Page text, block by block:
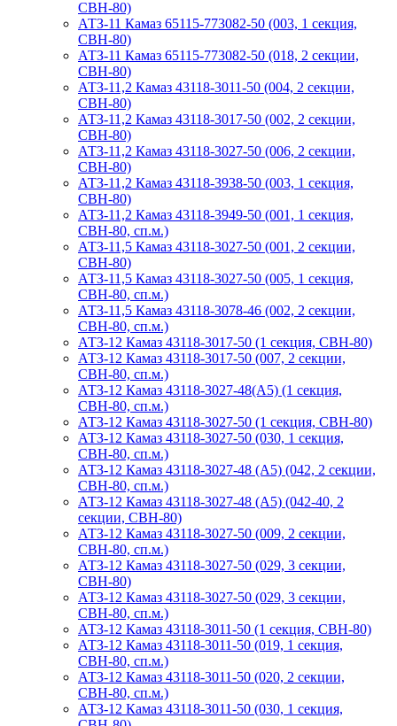
СВН-80)
АТЗ-11 Камаз 65115-773082-50 (003, 1 секция,
СВН-80)
АТЗ-11 Камаз 65115-773082-50 (018, 2 секции,
СВН-80)
АТЗ-11,2 Камаз 43118-3011-50 (004, 2 секции,
СВН-80)
АТЗ-11,2 Камаз 43118-3017-50 (002, 2 секции,
СВН-80)
АТЗ-11,2 Камаз 43118-3027-50 (006, 2 секции,
СВН-80)
АТЗ-11,2 Камаз 43118-3938-50 (003, 1 секция,
СВН-80)
АТЗ-11,2 Камаз 43118-3949-50 (001, 1 секция,
СВН-80, сп.м.)
АТЗ-11,5 Камаз 43118-3027-50 (001, 2 секции,
СВН-80)
АТЗ-11,5 Камаз 43118-3027-50 (005, 1 секция,
СВН-80, сп.м.)
АТЗ-11,5 Камаз 43118-3078-46 (002, 2 секции,
СВН-80, сп.м.)
АТЗ-12 Камаз 43118-3017-50 (1 секция, СВН-80)
АТЗ-12 Камаз 43118-3017-50 (007, 2 секции,
СВН-80, сп.м.)
АТЗ-12 Камаз 43118-3027-48(A5) (1 секция,
СВН-80, сп.м.)
АТЗ-12 Камаз 43118-3027-50 (1 секция, СВН-80)
АТЗ-12 Камаз 43118-3027-50 (030, 1 секция,
СВН-80, сп.м.)
АТЗ-12 Камаз 43118-3027-48 (А5) (042, 2 секции,
СВН-80, сп.м.)
АТЗ-12 Камаз 43118-3027-48 (А5) (042-40, 2
секции, СВН-80)
АТЗ-12 Камаз 43118-3027-50 (009, 2 секции,
СВН-80, сп.м.)
АТЗ-12 Камаз 43118-3027-50 (029, 3 секции,
СВН-80)
АТЗ-12 Камаз 43118-3027-50 (029, 3 секции,
СВН-80, сп.м.)
АТЗ-12 Камаз 43118-3011-50 (1 секция, СВН-80)
АТЗ-12 Камаз 43118-3011-50 (019, 1 секция,
СВН-80, сп.м.)
АТЗ-12 Камаз 43118-3011-50 (020, 2 секции,
СВН-80, сп.м.)
АТЗ-12 Камаз 43118-3011-50 (030, 1 секция,